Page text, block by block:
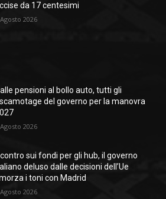
da 17 centesimi
2026
pensioni al bollo auto, tutti gli
del governo per la manovra
2026
sui fondi per gli hub, il governo
deluso dalle decisioni dell’Ue
i toni con Madrid
2026